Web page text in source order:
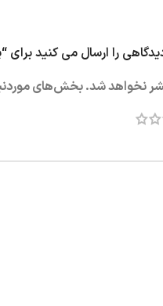
را ارسال می کنید برای “پاد یکبار
نخواهد شد.بخش‌های